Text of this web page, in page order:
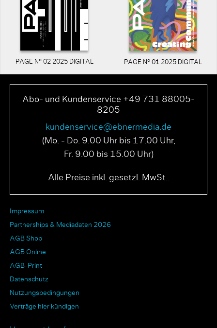
PAGE N° 02 2025 DIGITAL PAGE N° 01 2025 DIGITAL
Abo- und Kundenservice +49 731 88005-
8205
kundenservice@ebnermedia.de
(Mo. - Do. 9.00 Uhr bis 17.00 Uhr,
Fr. 9.00 bis 15.00 Uhr)
Alle Preise inkl. gesetzl. MwSt..
Impressum
Partnerships & Mediadaten 2026
AGB Shop
AGB Online
AGB-Print
Datenschutz
Nutzungsbedingungen
Verträge hier kündigen